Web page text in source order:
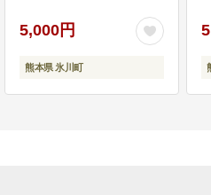
5,000円
熊本県 氷川町